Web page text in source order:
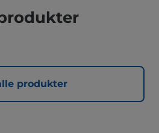
produkter